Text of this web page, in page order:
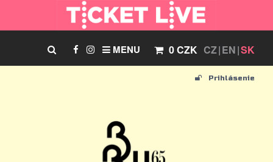
CZ EN SK
0 CZK
MENU
Prihlásenie